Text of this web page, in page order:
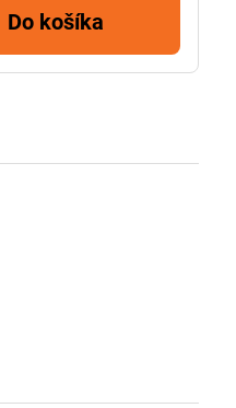
Do košíka